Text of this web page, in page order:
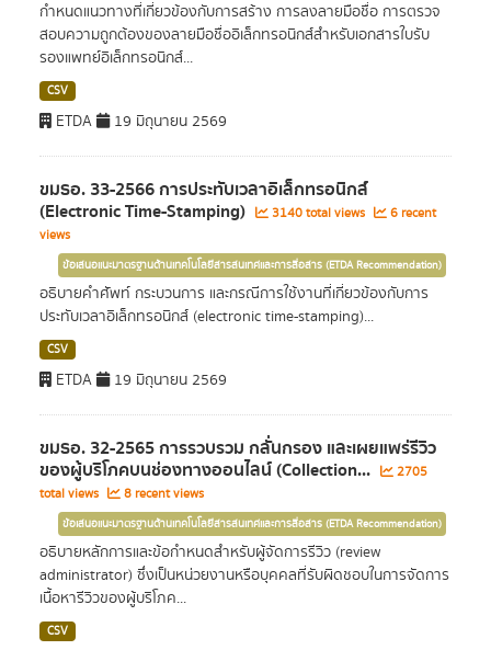
กำหนดแนวทางที่เกี่ยวข้องกับการสร้าง การลงลายมือชื่อ การตรวจ
สอบความถูกต้องของลายมือชื่ออิเล็กทรอนิกส์สำหรับเอกสารใบรับ
รองแพทย์อิเล็กทรอนิกส์...
CSV
ETDA 19 มิถุนายน 2569
ขมธอ. 33-2566 การประทับเวลาอิเล็กทรอนิกส์
(Electronic Time-Stamping) 3140 total views
6 recent
views
ข้อเสนอแนะมาตรฐานด้านเทคโนโลยีสารสนเทศและการสื่อสาร (ETDA Recommendation)
อธิบายคำศัพท์ กระบวนการ และกรณีการใช้งานที่เกี่ยวข้องกับการ
ประทับเวลาอิเล็กทรอนิกส์ (electronic time-stamping)...
CSV
ETDA 19 มิถุนายน 2569
ขมธอ. 32-2565 การรวบรวม กลั่นกรอง และเผยแพร่รีวิว
ของผู้บริโภคบนช่องทางออนไลน์ (Collection...
2705
total views
8 recent views
ข้อเสนอแนะมาตรฐานด้านเทคโนโลยีสารสนเทศและการสื่อสาร (ETDA Recommendation)
อธิบายหลักการและข้อกำหนดสำหรับผู้จัดการรีวิว (review
administrator) ซึ่งเป็นหน่วยงานหรือบุคคลที่รับผิดชอบในการจัดการ
เนื้อหารีวิวของผู้บริโภค...
CSV